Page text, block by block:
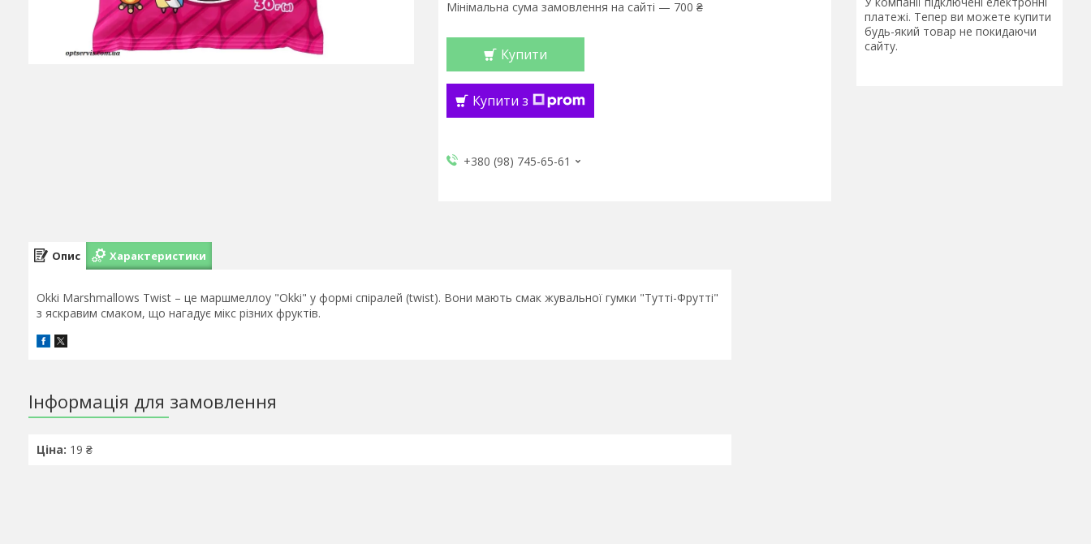
Мінімальна сума замовлення на сайті — 700 ₴
Купити
Купити з
+380 (98) 745-65-61
платежі. Тепер ви можете купити
будь-який товар не покидаючи
сайту.
Опис Характеристики
Okki Marshmallows Twist – це маршмеллоу "Okki" у формі спіралей (twist). Вони мають смак жувальної гумки "Тутті-Фрутті"
з яскравим смаком, що нагадує мікс різних фруктів.
Інформація для замовлення
Ціна: 19 ₴